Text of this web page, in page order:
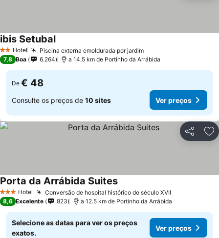
2 Estrelas
Hotel Piscina externa emoldurada por jardimVer preços
ibis SetubalVer preços
7,8 Boa 6.264 a 14.5 km de Portinho da Arrábida
De € 48
Consulte os preços de 10 sites Ver preços
Partilhar
3 EstrelasHotel Conversão de hospital histórico do século XVIIVer preços
Porta da Arrábida SuitesVer preços
8,6 Excelente 823 a 12.5 km de Portinho da Arrábida
Selecione as datas para ver os preços
exatos.
Ver preços